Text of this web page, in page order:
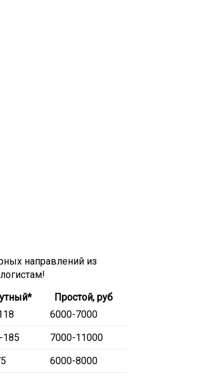
направлений из
Простой, руб
6000-7000
185
7000-11000
6000-8000